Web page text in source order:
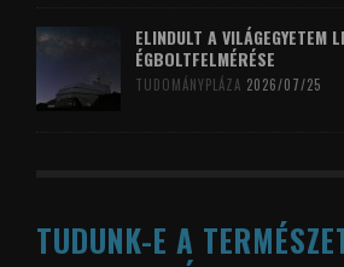
ELINDULT A VILÁGEGYETEM
ÉGBOLTFELMÉRÉSE
TUDOMÁNYPLÁZA 2026/07/25
TUDUNK-E A